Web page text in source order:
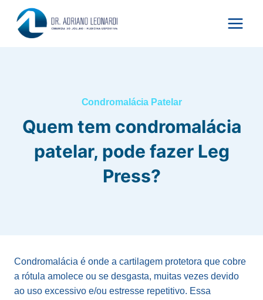
para
Condromalácia Patelar
Quem tem condromalácia
patelar, pode fazer Leg
Press?
Condromalácia é onde a cartilagem protetora que cobre
a rótula amolece ou se desgasta, muitas vezes devido
ao uso excessivo e/ou estresse repetitivo. Essa